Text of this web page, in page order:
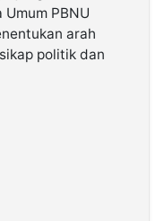
PBNU
arah
politik dan